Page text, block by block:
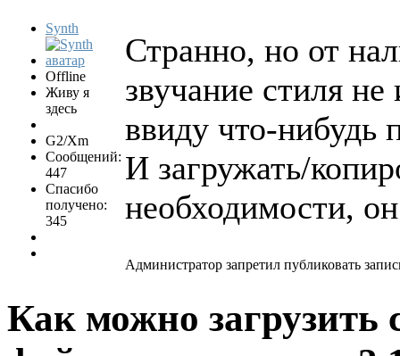
Synth
Offline
Живу я
здесь
G2/Xm
Сообщений:
447
Спасибо
получено:
345
Странно, но от
звучание стиля
ввиду что-нибудь
И загружать/
необходимости,
Администратор запретил публиковать
Как можно загрузить